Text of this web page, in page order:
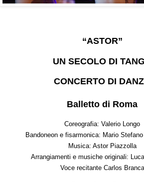
“ASTOR”
UN SECOLO DI
CONCERTO DI
Balletto di Roma
Coreografia: Valerio Longo
Bandoneon e fisarmonica: Mario
Musica: Astor Piazzolla
Arrangiamenti e musiche originali:
Voce recitante Carlos Branca